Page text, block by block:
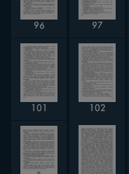
96 97
101 102